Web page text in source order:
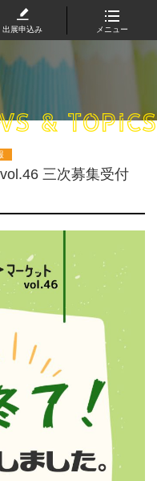
& TOPICS
三次募集受付
出展申込み メニュー